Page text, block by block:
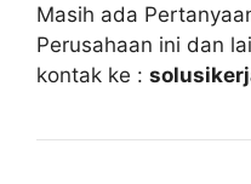
Masih ada
Perusahaan ini dan
kontak ke :